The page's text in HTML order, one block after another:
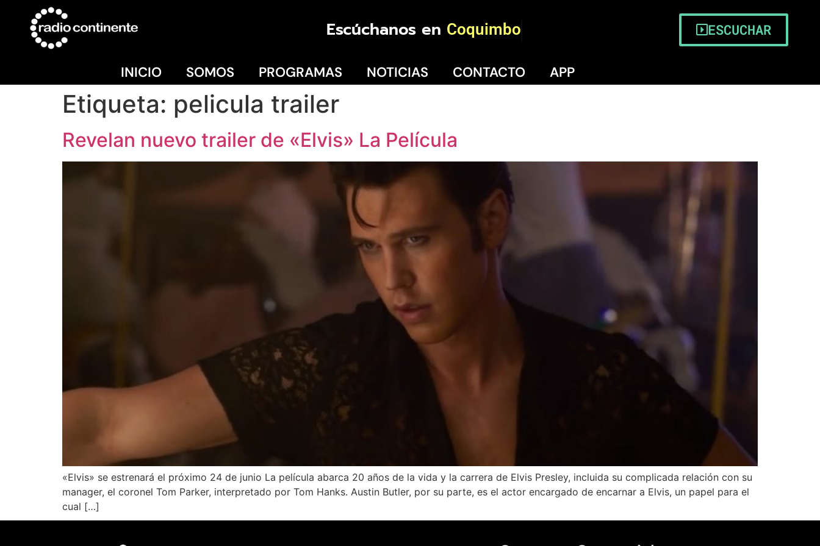
Escúchanos en Coquimbo ESCUCHAR
INICIO SOMOS PROGRAMAS NOTICIAS CONTACTO APP
Etiqueta: pelicula trailer
Revelan nuevo trailer de «Elvis» La Película
«Elvis» se estrenará el próximo 24 de junio La película abarca 20 años de la vida y la carrera de Elvis Presley, incluida su complicada relación con su
manager, el coronel Tom Parker, interpretado por Tom Hanks. Austin Butler, por su parte, es el actor encargado de encarnar a Elvis, un papel para el
cual […]